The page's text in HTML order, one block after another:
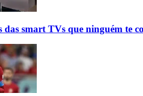
das smart TVs que ninguém te